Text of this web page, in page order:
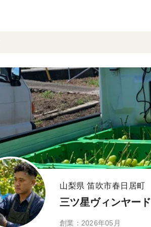
山梨県 笛吹市春日居町
三ツ星ヴィンヤード
創業：2026年05月